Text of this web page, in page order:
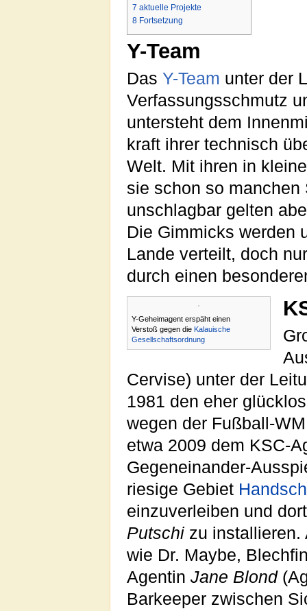
7 aktuelle Projekte
8 Fortsetzung
Y-Team
Das Y-Team unter der
Verfassungsschmutz
untersteht dem
kraft ihrer technisch
Welt. Mit ihren in
sie schon so
unschlagbar gelten
Die Gimmicks werden
Lande verteilt, doch
durch einen
Y-Geheimagent erspäht einen
Verstoß gegen die Kalauische
Gesellschaftsordnung
Cervise) unter der
1981 den eher
wegen der Fußball-
etwa 2009 dem KSC-
Gegeneinander-
riesige Gebiet
einzuverleiben und
Putschi zu installieren.
wie Dr. Maybe,
Agentin Jane Blond
Barkeeper zwischen